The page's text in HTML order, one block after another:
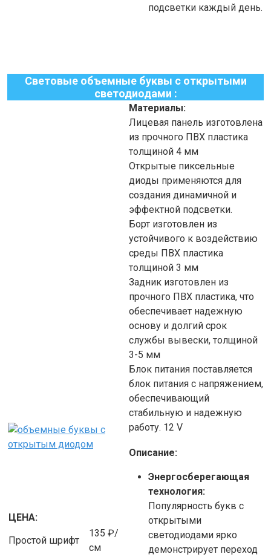
подсветки каждый день.
Световые объемные буквы с открытыми
светодиодами :
ЦЕНА:
Простой шрифт
135 ₽/
см
Материалы:
Лицевая панель изготовлена
из прочного ПВХ пластика
толщиной 4 мм
Открытые пиксельные
диоды применяются для
создания динамичной и
эффектной подсветки.
Борт изготовлен из
устойчивого к воздействию
среды ПВХ пластика
толщиной 3 мм
Задник изготовлен из
прочного ПВХ пластика, что
обеспечивает надежную
основу и долгий срок
службы вывески, толщиной
3-5 мм
Блок питания поставляется
блок питания с напряжением,
обеспечивающий
стабильную и надежную
работу. 12 V
Описание:
Энергосберегающая
технология:
Популярность букв с
открытыми
светодиодами ярко
демонстрирует переход